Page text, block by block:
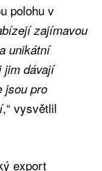
polohu v
zajímavou
unikátní
jim dávají
jsou pro
,“ vysvětlil
export